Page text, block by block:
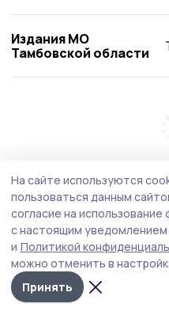
Издания МО
Тамбовской области
На сайте используются
пользоваться данным
согласие на
с настоящим уведомлением
и Политикой
можно отменить в
Принять